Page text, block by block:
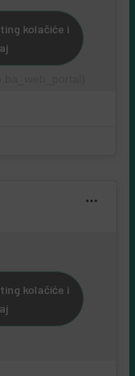
kolačiće i
kolačiće i